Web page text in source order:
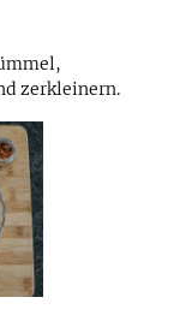
zerkleinern.